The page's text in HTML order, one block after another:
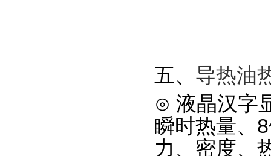
五、 导热油
⊙ 液晶汉字
瞬时热量、
力、密度、